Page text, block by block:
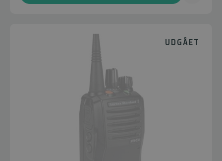
UDGÅET